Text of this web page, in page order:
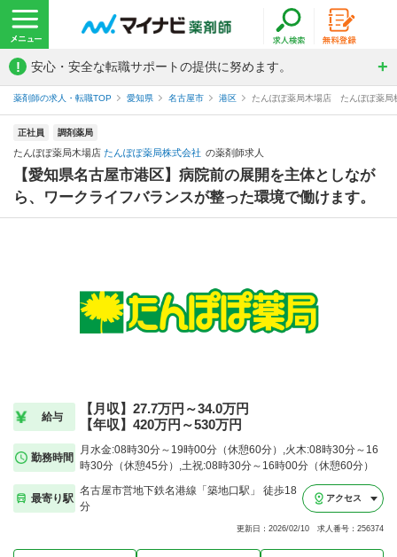
! 安心・安全な転職サポートの提供に努めます。
薬剤師の求人・転職TOP 愛知県 名古屋市 港区 たんぽぽ薬局木場店 たんぽぽ薬局
正社員 調剤薬局
たんぽぽ薬局木場店 たんぽぽ薬局株式会社 の薬剤師求人
【愛知県名古屋市港区】病院前の展開を主体としなが
ら、ワークライフバランスが整った環境で働けます。
給与
【月収】27.7万円～34.0万円
【年収】420万円～530万円
勤務時間
月水金:08時30分～19時00分（休憩60分）,火木:08時30分～16
時30分（休憩45分）,土祝:08時30分～16時00分（休憩60分）
最寄り駅
名古屋市営地下鉄名港線「築地口駅」 徒歩18
分
アクセス
更新日：2026/02/10 求人番号：256374